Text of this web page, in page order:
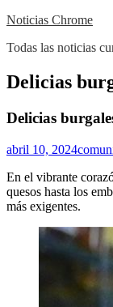
Skip
content
Noticias Chrome
Todas las noticias
Close
Menu
Delicias
Delicias
abril 10, 2024
En el vibrante
quesos hasta los
más exigentes.